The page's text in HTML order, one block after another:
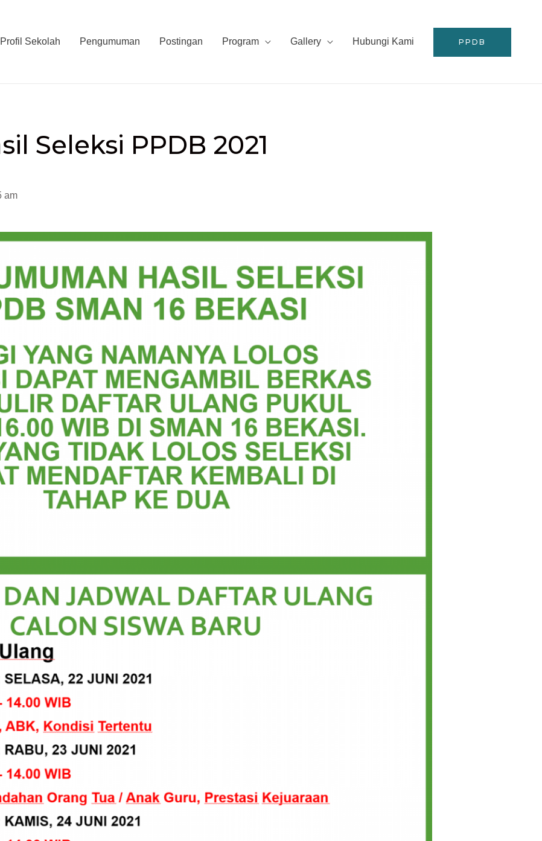
Profil Sekolah Pengumuman Postingan Program Gallery Hubungi Kami PPDB
Seleksi PPDB 2021
am